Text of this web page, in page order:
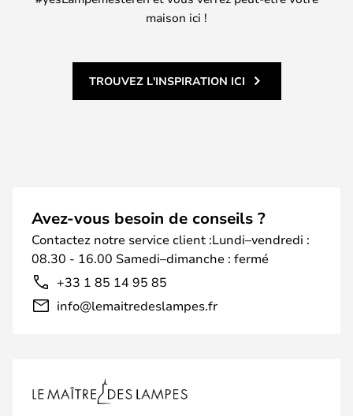
maison ici !
TROUVEZ L'INSPIRATION ICI
Avez-vous besoin de conseils ?
Contactez notre service client :Lundi–vendredi :
08.30 - 16.00 Samedi–dimanche : fermé
+33 1 85 14 95 85
info@lemaitredeslampes.fr